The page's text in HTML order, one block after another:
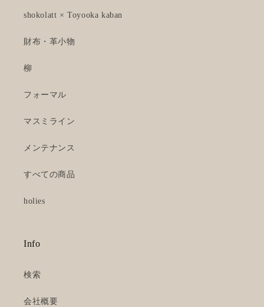
shokolatt × Toyooka kaban
財布・革小物
柳
フォーマル
マスミライン
メンテナンス
すべての商品
holies
Info
検索
会社概要